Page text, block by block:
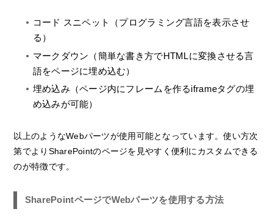
コード スニペット（プログラミング言語を表示させ
る）
マークダウン（簡単な書き方でHTMLに変換させる言
語をページに埋め込む）
埋め込み（ページ内にフレームを作るiframeタグの埋
め込みが可能）
以上のようなWebパーツが使用可能となっています。使い方次
第でよりSharePointのページを見やすく便利にカスタムできる
のが特徴です。
SharePointページでWebパーツを使用する方法